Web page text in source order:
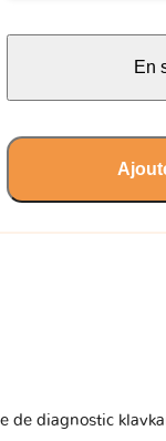
En
diagnostic